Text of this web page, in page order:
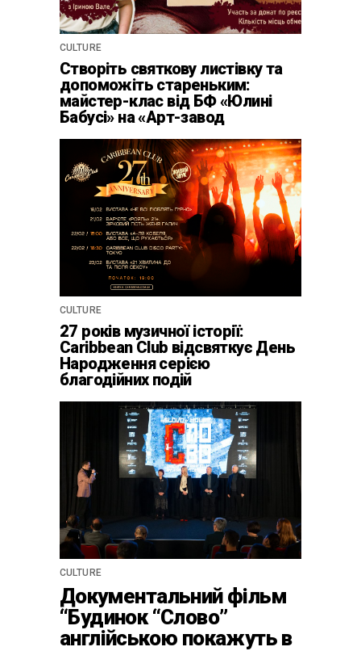
CULTURE
Створіть святкову листівку та
допоможіть стареньким:
майстер-клас від БФ «Юлині
Бабусі» на «Арт-завод
CULTURE
27 років музичної історії:
Caribbean Club відсвяткує День
Народження серією
благодійних подій
CULTURE
Документальний фільм
“Будинок “Слово”
англійською покажуть в